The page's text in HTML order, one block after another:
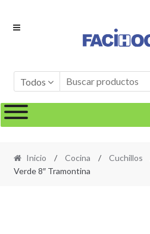
Ir
Ir
Todos
Inicio / Cocina / Cuchillos
Verde 8″ Tramontina